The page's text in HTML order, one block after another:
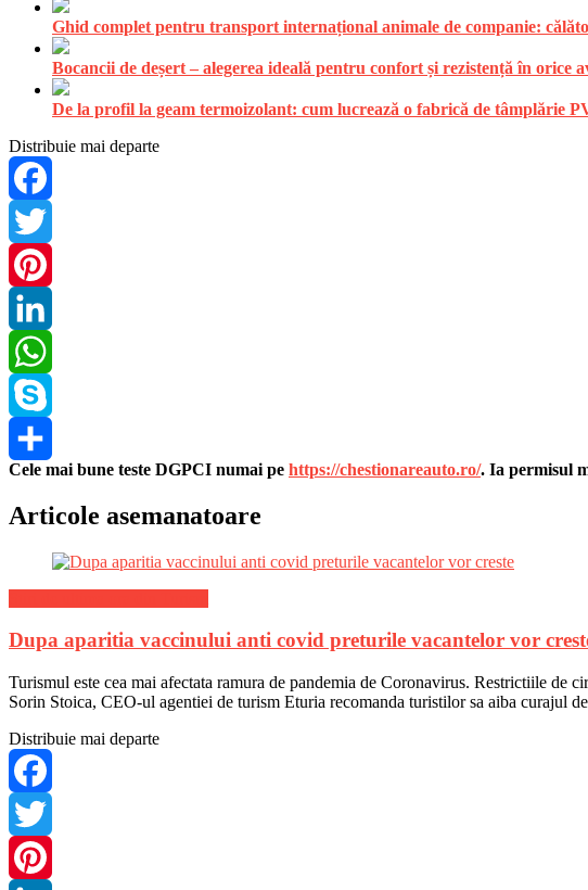
Ghid complet pentru transport internațional animale de companie:
Bocancii de deșert – alegerea ideală pentru confort și rezistență în orice
De la profil la geam termoizolant: cum lucrează o fabrică de tâmplărie
Distribuie mai departe
Facebook
Twitter
Pinterest
LinkedIn
WhatsApp
Skype
Share
Cele mai bune teste DGPCI numai pe https://chestionareauto.ro/. Ia permisul
Articole asemanatoare
Dupa aparitia vaccinului anti covid preturile vacantelor vor
Turismul este cea mai afectata ramura de pandemia de Coronavirus. Restrictiile de
Sorin Stoica, CEO-ul agentiei de turism Eturia recomanda turistilor sa aiba curajul
Distribuie mai departe
Facebook
Twitter